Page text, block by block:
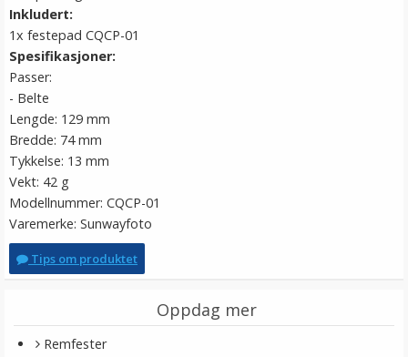
Inkludert:
1x festepad CQCP-01
Spesifikasjoner:
Passer:
- Belte
Lengde: 129 mm
Bredde: 74 mm
Tykkelse: 13 mm
Vekt: 42 g
Modellnummer: CQCP-01
Varemerke: Sunwayfoto
Tips om produktet
Oppdag mer
Remfester